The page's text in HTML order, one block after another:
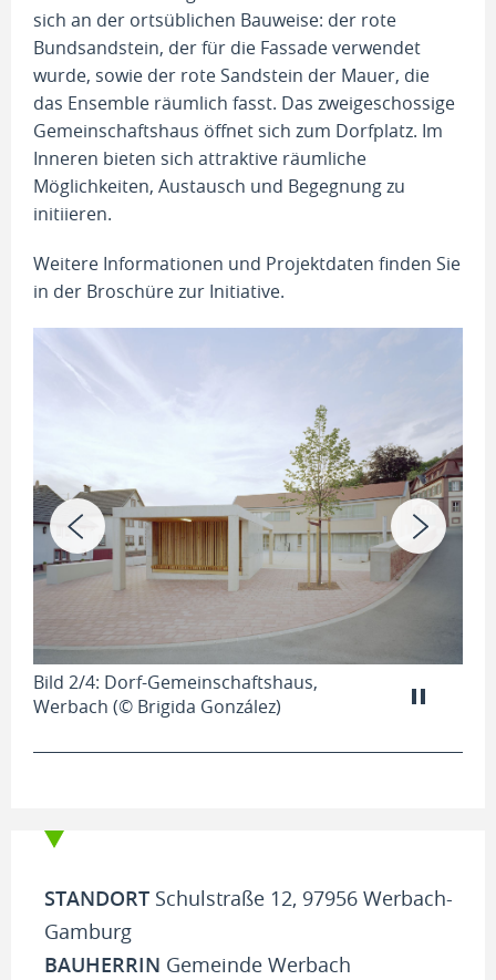
sich an der ortsüblichen Bauweise: der rote
Bundsandstein, der für die Fassade verwendet
wurde, sowie der rote Sandstein der Mauer, die
das Ensemble räumlich fasst. Das zweigeschossige
Gemeinschaftshaus öffnet sich zum Dorfplatz. Im
Inneren bieten sich attraktive räumliche
Möglichkeiten, Austausch und Begegnung zu
initiieren.
Weitere Informationen und Projektdaten finden Sie
in der Broschüre zur Initiative.
Bild 2/4: Dorf-Gemeinschaftshaus,
Werbach (© Brigida González)
STANDORT Schulstraße 12, 97956 Werbach-
Gamburg
BAUHERRIN Gemeinde Werbach